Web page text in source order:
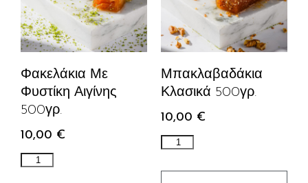
Φακελάκια Με
Φυστίκη Αιγίνης
500γρ.
10,00 €
Μπακλαβαδάκια
Κλασικά 500γρ.
10,00 €